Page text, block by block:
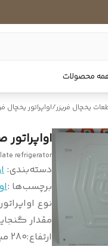
محصولات
یخچال فریزر/اواپراتور یخچال
اواپراتور صفحه ای
refrigerator
دسته‌بندی:
برچسب‌ها :
نوع اواپراتور
مقدار
ارتفاع:280 میلی متر